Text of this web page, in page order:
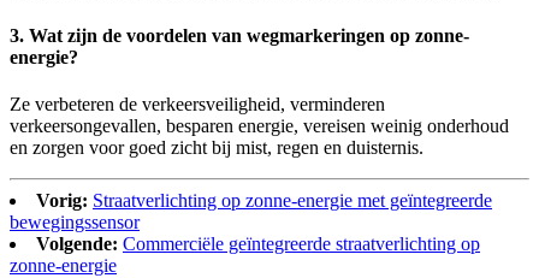
3. Wat zijn de voordelen van wegmarkeringen op zonne-
energie?
Ze verbeteren de verkeersveiligheid, verminderen
verkeersongevallen, besparen energie, vereisen weinig onderhoud
en zorgen voor goed zicht bij mist, regen en duisternis.
Vorig: Straatverlichting op zonne-energie met geïntegreerde
bewegingssensor
Volgende: Commerciële geïntegreerde straatverlichting op
zonne-energie